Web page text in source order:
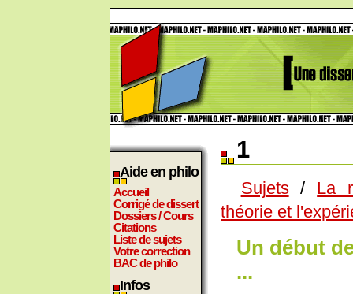
Aide en philo
Accueil
Corrigé de dissert
Dossiers / Cours
Citations
Liste de sujets
Votre correction
BAC de philo
Infos
1
Sujets/ La
théorie et
Un début
...